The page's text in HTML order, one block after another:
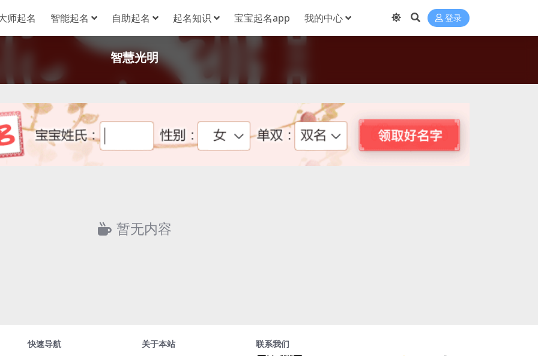
师起名 智能起名 自助起名 起名知识 宝宝起名app 我的中心 登录
智慧光明
暂无内容
快速导航
关于本站
联系我们